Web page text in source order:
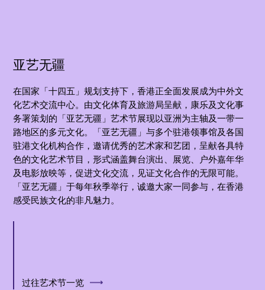
亚艺无疆
在国家「十四五」规划支持下，香港正全面发展成为中外文
化艺术交流中心。由文化体育及旅游局呈献，康乐及文化事
务署策划的「亚艺无疆」艺术节展现以亚洲为主轴及一带一
路地区的多元文化。「亚艺无疆」与多个驻港领事馆及各国
驻港文化机构合作，邀请优秀的艺术家和艺团，呈献各具特
色的文化艺术节目，形式涵盖舞台演出、展览、户外嘉年华
及电影放映等，促进文化交流，见证文化合作的无限可能。
「亚艺无疆」于每年秋季举行，诚邀大家一同参与，在香港
感受民族文化的非凡魅力。
过往艺术节一览